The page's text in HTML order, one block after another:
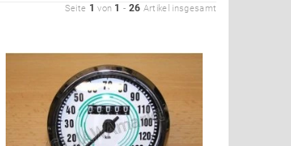
Seite 1 von 1 - 26 Artikel insgesamt